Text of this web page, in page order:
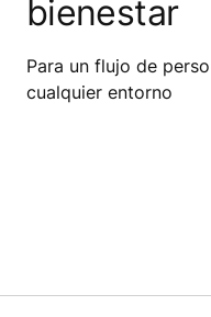
bienestar
Para un flujo de
cualquier entorno